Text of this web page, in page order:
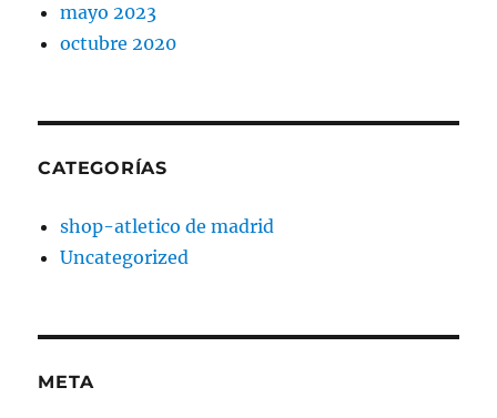
mayo 2023
octubre 2020
CATEGORÍAS
shop-atletico de madrid
Uncategorized
META